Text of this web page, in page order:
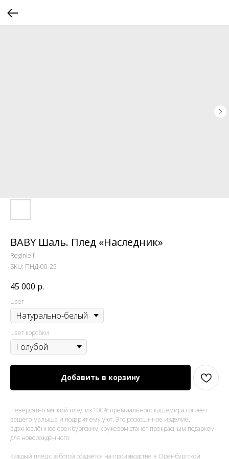
BABY Шаль. Плед «Наследник»
Reginleif
SKU: ПНД-00-25
45 000 р.
Цвет
Цвет коробки
Добавить в корзину
Невероятно мягкий плед из 100% премиального кашемира согреет
вашего малыша и подарит ему уют. Это роскошнное изделие,
вдохновлённое оренбургским кружевом станет прекрасным подарком
для новорождённого.
Каждый плед с заботой создается на производстве в Оренбургской